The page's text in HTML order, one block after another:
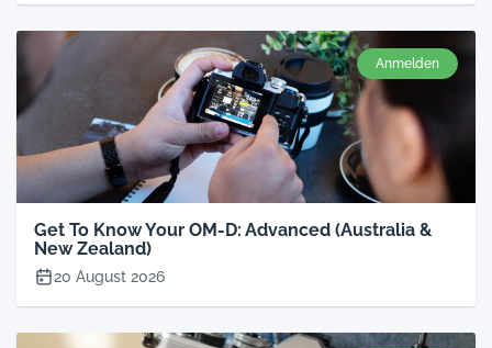
Anmelden
Get To Know Your OM-D: Advanced (Australia &
New Zealand)
20 August 2026